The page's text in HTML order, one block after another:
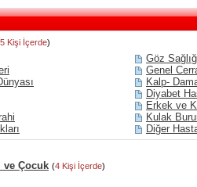
Kişi İçerde)
Göz
Genel
Kalp-
Diyabet
Erkek ve
Kulak
Diğer
ve Çocuk (4 Kişi İçerde)